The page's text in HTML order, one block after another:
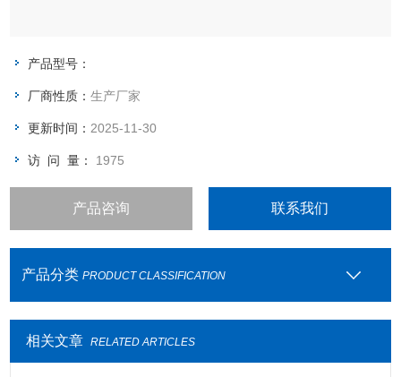
产品型号：
厂商性质：生产厂家
更新时间： 2025-11-30
访 问 量： 1975
产品咨询 联系我们
产品分类 PRODUCT CLASSIFICATION
相关文章 RELATED ARTICLES